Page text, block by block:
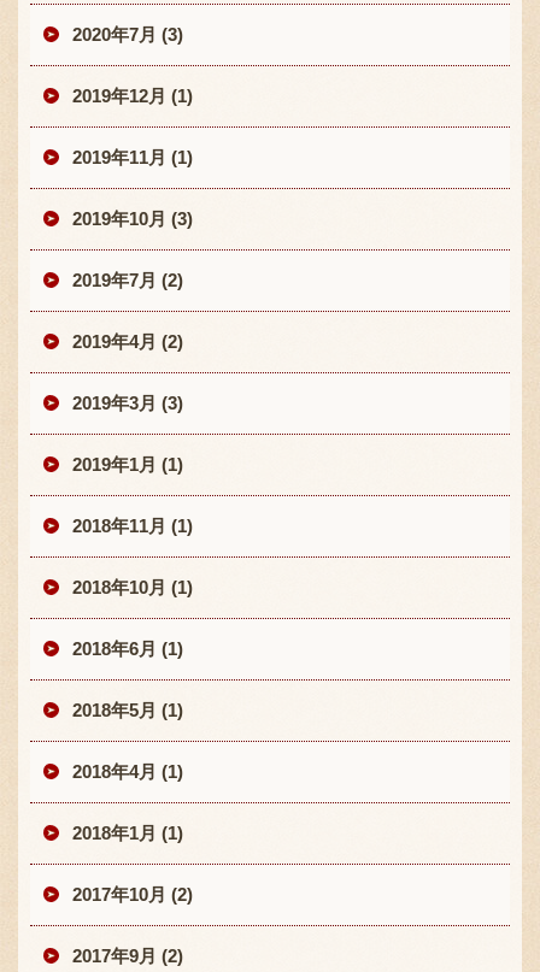
2020年7月 (3)
2019年12月 (1)
2019年11月 (1)
2019年10月 (3)
2019年7月 (2)
2019年4月 (2)
2019年3月 (3)
2019年1月 (1)
2018年11月 (1)
2018年10月 (1)
2018年6月 (1)
2018年5月 (1)
2018年4月 (1)
2018年1月 (1)
2017年10月 (2)
2017年9月 (2)